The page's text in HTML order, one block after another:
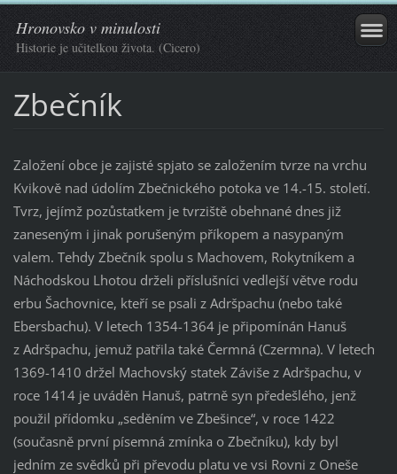
Hronovsko v minulosti
Historie je učitelkou života. (Cicero)
Zbečník
Založení obce je zajisté spjato se založením tvrze na vrchu
Kvikově nad údolím Zbečnického potoka ve 14.-15. století.
Tvrz, jejímž pozůstatkem je tvrziště obehnané dnes již
zaneseným i jinak porušeným příkopem a nasypaným
valem. Tehdy Zbečník spolu s Machovem, Rokytníkem a
Náchodskou Lhotou drželi příslušníci vedlejší větve rodu
erbu Šachovnice, kteří se psali z Adršpachu (nebo také
Ebersbachu). V letech 1354-1364 je připomínán Hanuš
z Adršpachu, jemuž patřila také Čermná (Czermna). V letech
1369-1410 držel Machovský statek Záviše z Adršpachu, v
roce 1414 je uváděn Hanuš, patrně syn předešlého, jenž
použil přídomku „seděním ve Zbešince“, v roce 1422
(současně první písemná zmínka o Zbečníku), kdy byl
jedním ze svědků při převodu platu ve vsi Rovni z Oneše